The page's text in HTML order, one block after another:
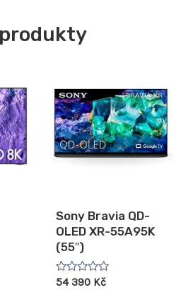
Sony Bravia QD-
OLED XR-55A95K
(55″)
Hodnocení
54 390 Kč